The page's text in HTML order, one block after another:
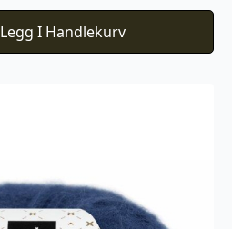
Legg I Handlekurv